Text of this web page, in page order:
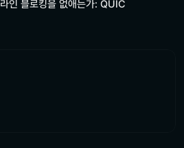
인 블로킹을 없애는가: QUIC